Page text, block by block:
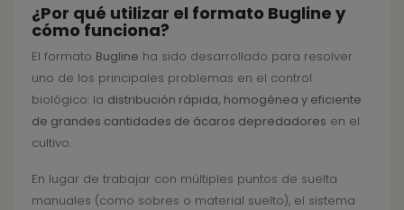
¿Por qué utilizar el formato Bugline y
cómo funciona?
El formato Bugline ha sido desarrollado para resolver
uno de los principales problemas en el control
biológico: la distribución rápida, homogénea y eficiente
de grandes cantidades de ácaros depredadores en el
cultivo.
En lugar de trabajar con múltiples puntos de suelta
manuales (como sobres o material suelto), el sistema